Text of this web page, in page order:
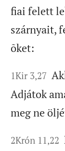
fiai felett
szárnyait,
õket:
1Kir 3,27
Adjátok
meg ne
2Krón 11,22